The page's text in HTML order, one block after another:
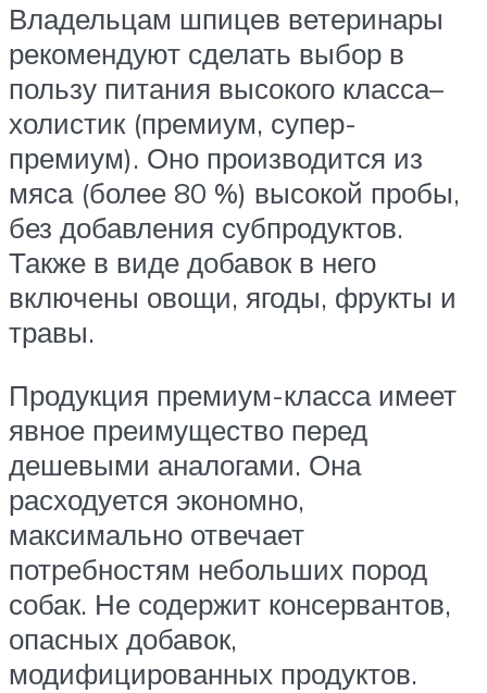
Владельцам шпицев ветеринары
рекомендуют сделать выбор в
пользу питания высокого класса–
холистик (премиум, супер-
премиум). Оно производится из
мяса (более 80 %) высокой пробы,
без добавления субпродуктов.
Также в виде добавок в него
включены овощи, ягоды, фрукты и
травы.
Продукция премиум-класса имеет
явное преимущество перед
дешевыми аналогами. Она
расходуется экономно,
максимально отвечает
потребностям небольших пород
собак. Не содержит консервантов,
опасных добавок,
модифицированных продуктов.